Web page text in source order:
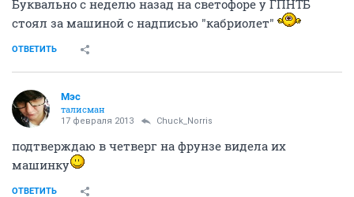
Буквально с неделю назад на светофоре у ГПНТБ
стоял за машиной с надписью "кабриолет"
ОТВЕТИТЬ
Мэс
талисман
17 февраля 2013 Chuck_Norris
подтверждаю в четверг на фрунзе видела их
машинку
ОТВЕТИТЬ